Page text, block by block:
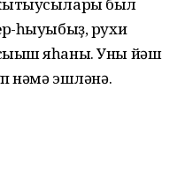
һыуыбыҙ, рухи
яһаны. Уны йәш
нәмә эшләнә.